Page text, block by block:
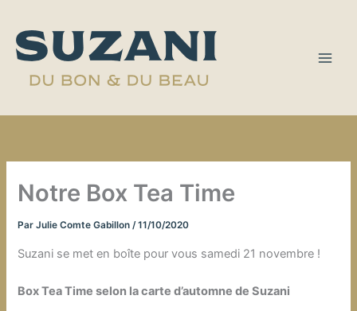
contenu
Notre Box Tea Time
ParJulie Comte Gabillon/11/10/2020
Suzani se met en boîte pour vous samedi 21 novembre !
Box Tea Time selon la carte d’automne de Suzani